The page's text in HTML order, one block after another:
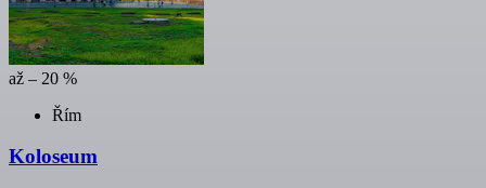
až – 20 %
Řím
Koloseum